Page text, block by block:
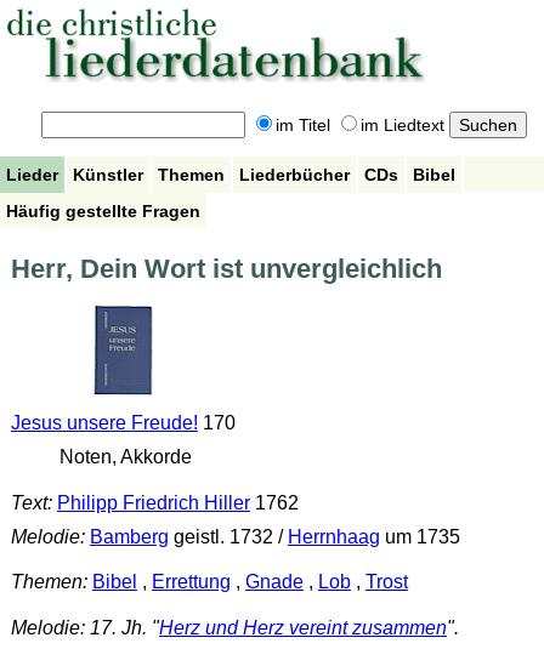
im Titel im Liedtext
Lieder Künstler Themen Liederbücher CDs
Bibel
Häufig gestellte Fragen
Herr, Dein Wort ist unvergleichlich
Jesus unsere Freude! 170
Noten, Akkorde
Text: Philipp Friedrich Hiller1762
Melodie: Bamberg geistl. 1732 / Herrnhaag um 1735
Themen: Bibel , Errettung , Gnade, Lob, Trost
Melodie: 17. Jh. "Herz und Herz vereint zusammen".